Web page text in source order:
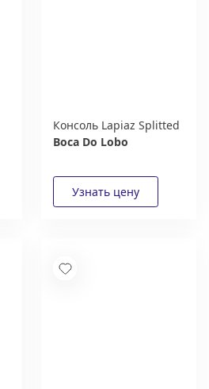
Консоль Lapiaz Splitted
Boca Do Lobo